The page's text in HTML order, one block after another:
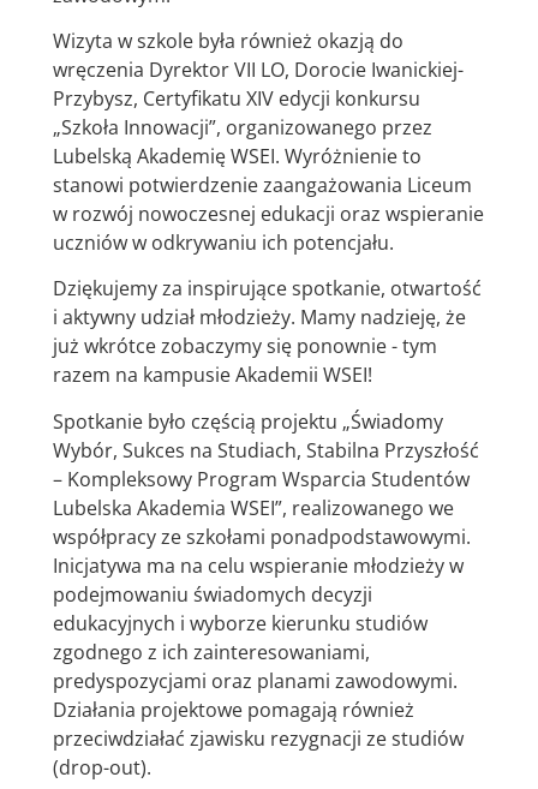
Wizyta w szkole była również okazją do
wręczenia Dyrektor VII LO, Dorocie Iwanickiej-
Przybysz, Certyfikatu XIV edycji konkursu
„Szkoła Innowacji”, organizowanego przez
Lubelską Akademię WSEI. Wyróżnienie to
stanowi potwierdzenie zaangażowania Liceum
w rozwój nowoczesnej edukacji oraz wspieranie
uczniów w odkrywaniu ich potencjału.
Dziękujemy za inspirujące spotkanie, otwartość
i aktywny udział młodzieży. Mamy nadzieję, że
już wkrótce zobaczymy się ponownie - tym
razem na kampusie Akademii WSEI!
Spotkanie było częścią projektu „Świadomy
Wybór, Sukces na Studiach, Stabilna Przyszłość
– Kompleksowy Program Wsparcia Studentów
Lubelska Akademia WSEI”, realizowanego we
współpracy ze szkołami ponadpodstawowymi.
Inicjatywa ma na celu wspieranie młodzieży w
podejmowaniu świadomych decyzji
edukacyjnych i wyborze kierunku studiów
zgodnego z ich zainteresowaniami,
predyspozycjami oraz planami zawodowymi.
Działania projektowe pomagają również
przeciwdziałać zjawisku rezygnacji ze studiów
(drop-out).